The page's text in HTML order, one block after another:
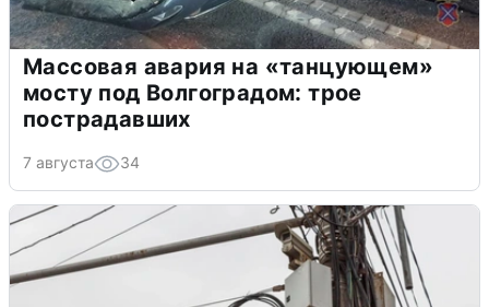
Массовая авария на «танцующем»
мосту под Волгоградом: трое
пострадавших
7 августа 34